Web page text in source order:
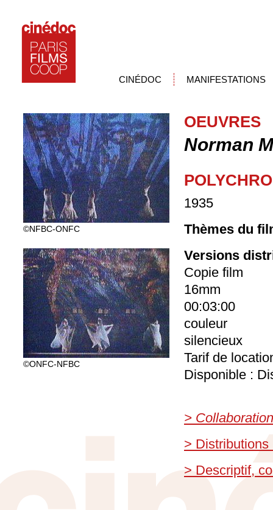
CINÉDOC MANIFESTATIONS
©NFBC-ONFC
©ONFC-NFBC
OEUVRES
Norman
1935
Thèmes du
Versions
Copie film
16mm
00:03:00
couleur
silencieux
Tarif de
Disponible :
>
> Distributions
> Descriptif,